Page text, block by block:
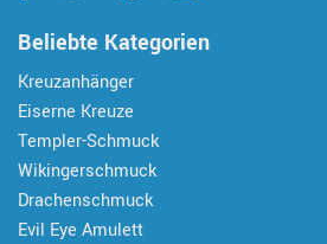
Beliebte Kategorien
Kreuzanhänger
Eiserne Kreuze
Templer-Schmuck
Wikingerschmuck
Drachenschmuck
Evil Eye Amulett